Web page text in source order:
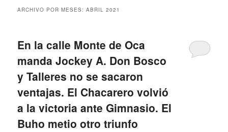
ARCHIVO POR MESES:ABRIL 2021
En la calle Monte de Oca
manda Jockey A. Don Bosco
y Talleres no se sacaron
ventajas. El Chacarero volvió
a la victoria ante Gimnasio. El
Buho metio otro triunfo